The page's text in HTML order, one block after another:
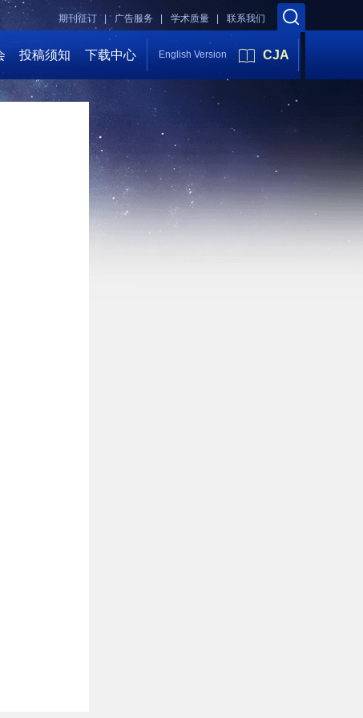
联系我们
学术质量 |
广告服务 |
期刊征订 |
投稿须知 下载中心 English Version CJA